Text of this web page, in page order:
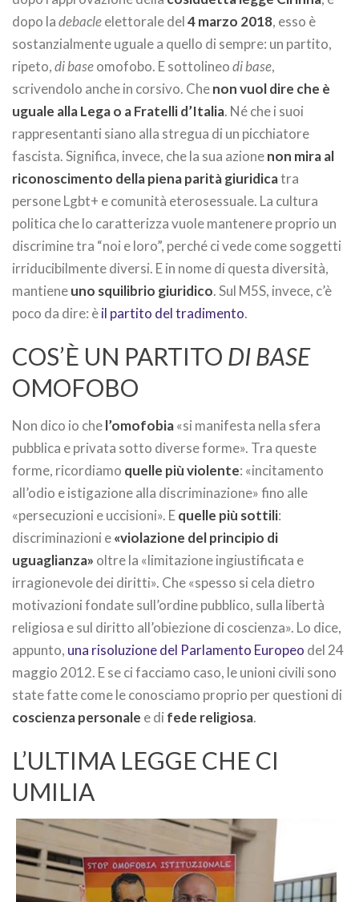
dopo ladebacleelettorale del4 marzo 2018, esso è
sostanzialmente uguale a quello di sempre: un partito,
ripeto,di baseomofobo. E sottolineodi base,
scrivendolo anche in corsivo. Chenon vuol dire che è
uguale alla Lega o a Fratelli d’Italia. Né che i suoi
rappresentanti siano alla stregua di un picchiatore
fascista. Significa, invece, che la sua azionenon mira al
riconoscimento della piena parità giuridicatra
persone Lgbt+ e comunità eterosessuale. La cultura
politica che lo caratterizza vuole mantenere proprio un
discrimine tra “noi e loro”, perché ci vede come soggetti
irriducibilmente diversi. E in nome di questa diversità,
mantieneuno squilibrio giuridico. Sul M5S, invece, c’è
poco da dire: èil partito del tradimento.
COS’È UN PARTITO DI BASE
OMOFOBO
Non dico io chel’omofobia«si manifesta nella sfera
pubblica e privata sotto diverse forme». Tra queste
forme, ricordiamo quelle più violente: «incitamento
all’odio e istigazione alla discriminazione» fino alle
«persecuzioni e uccisioni». Equelle più sottili:
discriminazioni e«violazione del principio di
uguaglianza» oltre la «limitazione ingiustificata e
irragionevole dei diritti». Che «spesso si cela dietro
motivazioni fondate sull’ordine pubblico, sulla libertà
religiosa e sul diritto all’obiezione di coscienza». Lo dice,
appunto, una risoluzione del Parlamento Europeo del 24
maggio 2012. E se ci facciamo caso, le unioni civili sono
state fatte come le conosciamo proprio per questioni di
coscienza personale e di fede religiosa.
L’ULTIMA LEGGE CHE CI
UMILIA